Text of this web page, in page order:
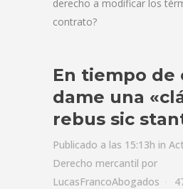
En tiempo de
dame una
rebus sic
Publicado a las 15:13h in
Derecho mercantil por
LucasFrancoAbogados